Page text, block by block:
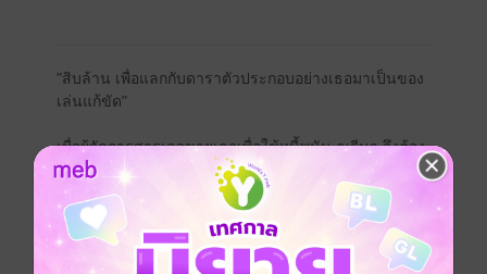
"สิบล้าน เพื่อแลกกับดาราตัวประกอบอย่างเธอมาเป็นของ
เล่นแก้ขัด"
เมื่อผู้จัดการสารเลวขายเธอเพื่อใช้หนี้พนัน ณรีนา จึงต้อง
ตกลงสู่ขุมนรกของ ดีแลน เฉิน เจ้าพ่อคาสิโนผู้ไร้หัวใจ ใน
สายตาเขา เธอคือสินค้าชิ้นหนึ่งที่ต้อง ใช้งานให้คุ้มราคา
แต่ยิ่งเขาตักตวงจากร่างกายเธอมากเท่าไหร่ พันธนาการที่
เขาสร้างกลับยิ่งรัดหัวใจตัวเองไว้แน่นขึ้นเท่านั้น